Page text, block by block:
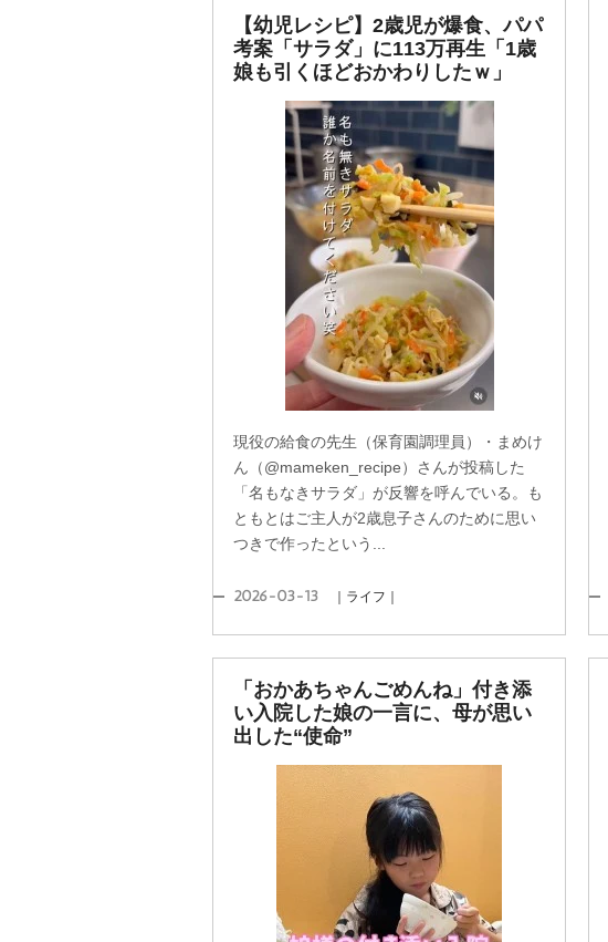
【幼児レシピ】2歳児が爆食、パパ
考案「サラダ」に113万再生「1歳
娘も引くほどおかわりしたｗ」
現役の給食の先生（保育園調理員）・まめけ
ん（@mameken_recipe）さんが投稿した
「名もなきサラダ」が反響を呼んでいる。も
ともとはご主人が2歳息子さんのために思い
つきで作ったという...
2026-03-13 ｜ライフ｜
「おかあちゃんごめんね」付き添
い入院した娘の一言に、母が思い
出した“使命”